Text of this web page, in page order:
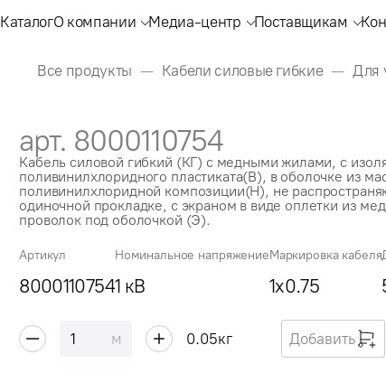
КаталогО компании Медиа-центр Поставщикам
Все продукты Кабели силовые гибкие Для
арт. 8000110754
Кабель силовой гибкий (КГ) с медными жилами, с
поливинилхлоридного пластиката(В), в оболочке из
поливинилхлоридной композиции(Н), не
одиночной прокладке, с экраном в виде оплетки из
проволок под оболочкой (Э).
Артикул
8000110754
Номинальное напряжение
1 кВ
Маркировка кабеля
1x0.75
м 0.05кг Добавить